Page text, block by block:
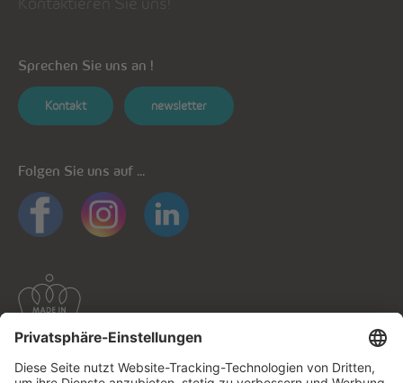
Sprechen Sie uns an !
Kontakt newsletter
Folgen Sie uns auf ...